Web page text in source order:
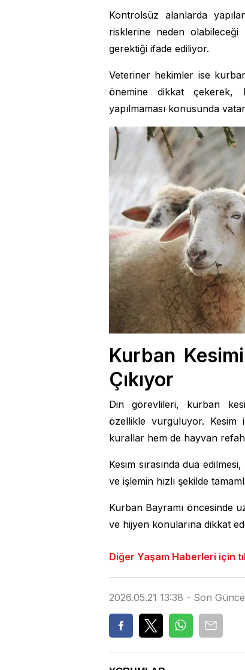
Kontrolsüz alanlarda
risklerine neden olabileceği
gerektiği ifade ediliyor.
Veteriner hekimler ise
önemine dikkat çekerek,
yapılmaması konusunda
Kurban
Çıkıyor
Din görevlileri, kurban
özellikle vurguluyor. Kesim
kurallar hem de hayvan
Kesim sırasında dua
ve işlemin hızlı şekilde
Kurban Bayramı öncesinde
ve hijyen konularına dikkat
Diğer Yaşam Haberleri için
2026.05.21 13:38 - Son